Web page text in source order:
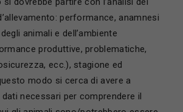
performance, anamnesi
animali e dell’ambiente
produttive, problematiche,
ecc.), stagione ed
modo si cerca di avere a
necessari per comprendere il